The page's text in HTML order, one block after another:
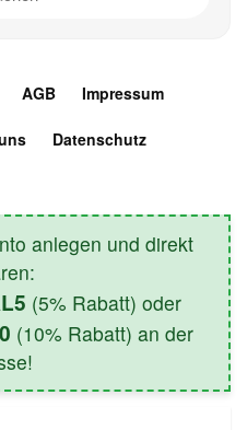
AGB Impressum
Datenschutz
anlegen und direkt
(5% Rabatt) oder
(10% Rabatt) an der